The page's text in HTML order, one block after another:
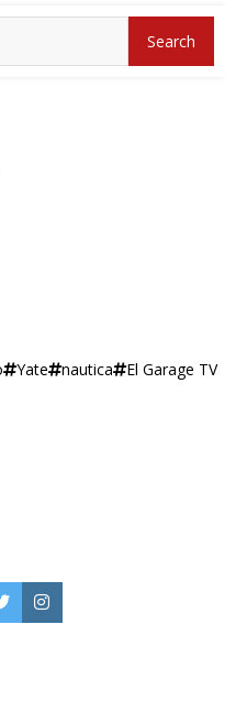
Search
Yate nautica El Garage TV
TwitterInstagram